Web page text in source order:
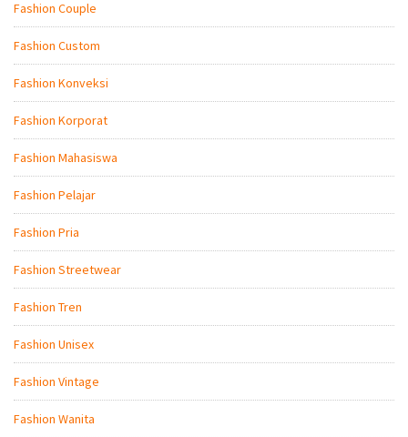
Fashion Couple
Fashion Custom
Fashion Konveksi
Fashion Korporat
Fashion Mahasiswa
Fashion Pelajar
Fashion Pria
Fashion Streetwear
Fashion Tren
Fashion Unisex
Fashion Vintage
Fashion Wanita